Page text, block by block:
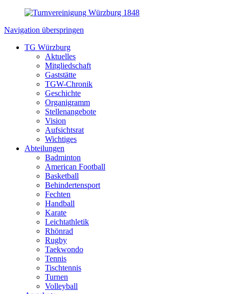
Navigation überspringen
TG Würzburg
Aktuelles
Mitgliedschaft
Gaststätte
TGW-Chronik
Geschichte
Organigramm
Stellenangebote
Vision
Aufsichtsrat
Wichtiges
Abteilungen
Badminton
American Football
Basketball
Behindertensport
Fechten
Handball
Karate
Leichtathletik
Rhönrad
Rugby
Taekwondo
Tennis
Tischtennis
Turnen
Volleyball